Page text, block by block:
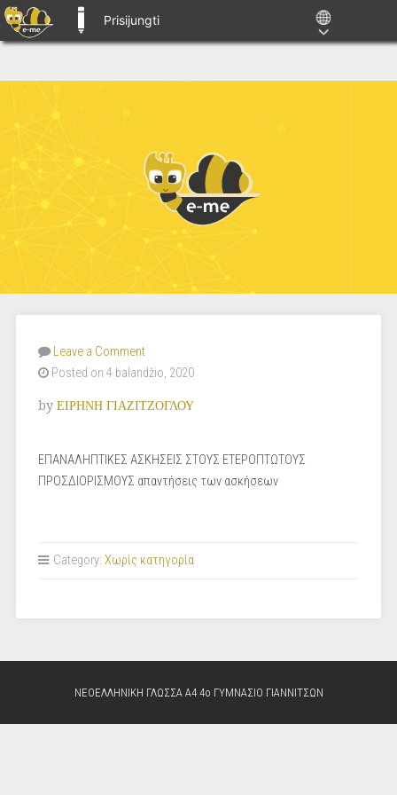
E-ME BLOGS
Prisijungti
Leave a Comment
Posted on 4 balandžio, 2020
by ΕΙΡΗΝΗ ΓΙΑΖΙΤΖΟΓΛΟΥ
ΕΠΑΝΑΛΗΠΤΙΚΕΣ ΑΣΚΗΣΕΙΣ ΣΤΟΥΣ ΕΤΕΡΟΠΤΩΤΟΥΣ
ΠΡΟΣΔΙΟΡΙΣΜΟΥΣ απαντήσεις των ασκήσεων
Category: Χωρίς κατηγορία
ΝΕΟΕΛΛΗΝΙΚΗ ΓΛΩΣΣΑ Α4 4ο ΓΥΜΝΑΣΙΟ ΓΙΑΝΝΙΤΣΩΝ